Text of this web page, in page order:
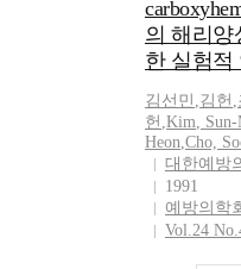
의 해리양
한 실험적
김선민 ,김헌 ,
헌 ,Kim, Sun-
Heon,Cho,
대한예방
1991
예방의학
Vol.24